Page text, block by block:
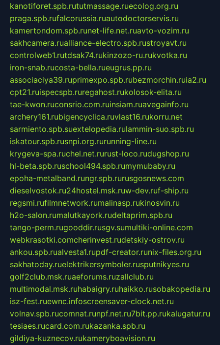
kanotiforet.spb.rututmassage.ruecolog.org.ru
praga.spb.rufalcorussia.ruautodoctorservis.ru
kamertondom.spb.runet-life.net.ruavto-vozim.ru
sakhcamera.rualliance-electro.spb.rustroyavt.ru
controlweb1.rutdsak74.rukinzozo-ru.rukvotka.ru
iron-snab.rucosta-bella.rueugrus.pp.ru
associaciya39.ruprimexpo.spb.rubezmorchin.ruia2.ru
cpt21.ruispecspb.ruregahost.rukolosok-elita.ru
tae-kwon.ruconsrio.com.ruinsiam.ruavegainfo.ru
archery161.rubigencyclica.ruvlast16.rukorru.net
sarmiento.spb.suextelopedia.rulammin-suo.spb.ru
iskatour.spb.rusnpi.org.rurunning-line.ru
krygeva-spa.ruchel.net.rurust-loco.rudugshop.ru
hl-beta.spb.ruschool494.spb.rumymubaby.ru
epoha-metalband.rungr.spb.rurusgosnews.com
dieselvostok.ru24hostel.msk.ruw-dev.ruf-ship.ru
regsmi.rufilmnetwork.rumalinasp.rukinosvin.ru
h2o-salon.rumalutkayork.rudeltaprim.spb.ru
tango-perm.rugooddir.rusgv.sumultiki-online.com
webkrasotki.comcherinvest.rudetskiy-ostrov.ru
ankou.spb.rualvesta1.rupdf-creator.runix-files.org.ru
sakhatoday.ruelektrikersymboler.rusputnikyes.ru
golf2club.msk.ruaeforums.ruzallclub.ru
multimodal.msk.ruhabaigry.ruhaikko.rusobakopedia.ru
isz-fest.ruewnc.infoscreensaver-clock.net.ru
volnav.spb.rucomnat.runpf.net.ru7bit.pp.rukalugatur.ru
tesiaes.rucard.com.rukazanka.spb.ru
gildiya-kuznecov.rukameryboavision.ru